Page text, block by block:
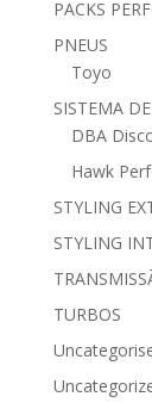
PACKS
PNEUS
Toyo
SISTEMA
DBA
Hawk
STYLING
STYLING
TURBOS